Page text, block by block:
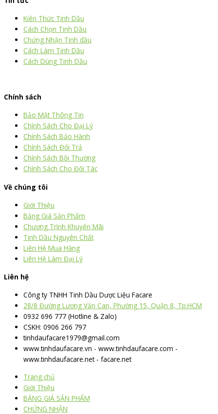
Kiến Thức Tinh Dầu
Cách Chọn Tinh Dầu
Chứng Nhận Tinh dầu
Cách Làm Tinh Dầu
Cách Dùng Tinh Dầu
Chính sách
Bảo Mật Thông Tin
Chính Sách Cho Đại Lý
Chính Sách Bảo Hành
Chính Sách Đổi Trả
Chính Sách Bồi Thường
Chính Sách Cho Đối Tác
Về chúng tôi
Giới Thiệu
Bảng Giá Sản Phẩm
Chương Trình Khuyến Mãi
Tinh Dầu Nguyên Chất
Liên Hệ Mua Hàng
Liên Hệ Làm Đại Lý
Liên hệ
Công ty TNHH Tinh Dầu Dược Liệu Facare
28/8 Đường Lương Văn Can, Phường 15, Quận 8, Tp.HCM
0932 696 777 (Hotline & Zalo)
CSKH: 0906 266 797
tinhdaufacare1979@gmail.com
www.tinhdaufacare.vn - www.tinhdaufacare.com -
www.tinhdaufacare.net - facare.net
Trang chủ
Giới Thiệu
BẢNG GIÁ SẢN PHẨM
CHỨNG NHẬN